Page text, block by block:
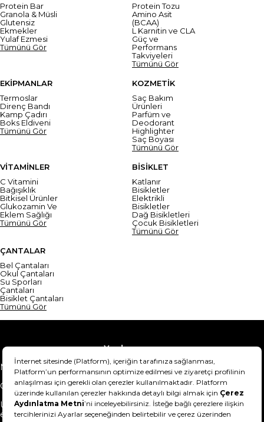
Protein Bar
Granola & Müsli
Glutensiz
Ekmekler
Yulaf Ezmesi
Tümünü Gör
Protein Tozu
Amino Asit
(BCAA)
L Karnitin ve CLA
Güç ve
Performans
Takviyeleri
Tümünü Gör
EKİPMANLAR
Termoslar
Direnç Bandı
Kamp Çadırı
Boks Eldiveni
Tümünü Gör
KOZMETİK
Saç Bakım
Ürünleri
Parfüm ve
Deodorant
Highlighter
Saç Boyası
Tümünü Gör
VİTAMİNLER
C Vitamini
Bağışıklık
Bitkisel Ürünler
Glukozamin Ve
Eklem Sağlığı
Tümünü Gör
BİSİKLET
Katlanır
Bisikletler
Elektrikli
Bisikletler
Dağ Bisikletleri
Çocuk Bisikletleri
Tümünü Gör
ÇANTALAR
Bel Çantaları
Okul Çantaları
Su Sporları
Çantaları
Bisiklet Çantaları
Tümünü Gör
Yardım
Mesafeli Satış Sözleşmesi
Teslimat Bilgisi
Gizlilik Sözleşmesi
Şartlar & Koşullar
Ürünümü nasıl iade
edebilirim?
Hakkımızda